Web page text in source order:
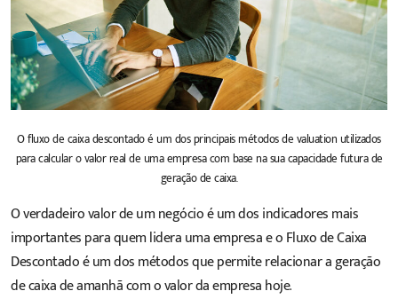
O fluxo de caixa descontado é um dos principais métodos de valuation utilizados
para calcular o valor real de uma empresa com base na sua capacidade futura de
geração de caixa.
O verdadeiro valor de um negócio é um dos indicadores mais
importantes para quem lidera uma empresa e o Fluxo de Caixa
Descontado é um dos métodos que permite relacionar a geração
de caixa de amanhã com o valor da empresa hoje.